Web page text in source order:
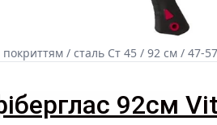
/ сталь Ст 45 / 92 см / 47-
92см